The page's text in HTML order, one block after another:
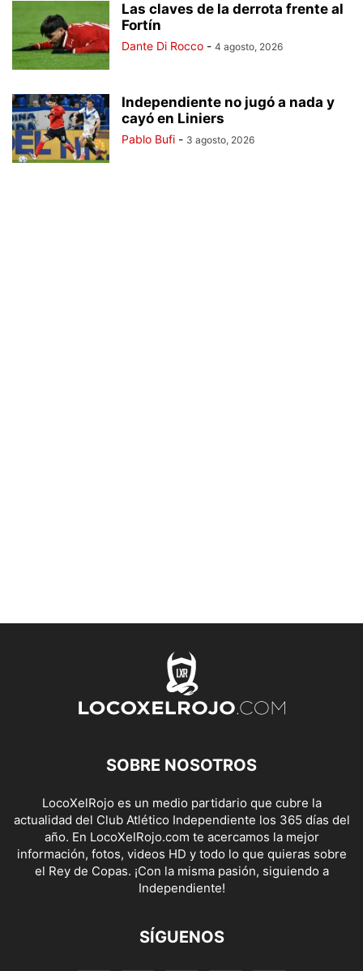
Las claves de la derrota frente al
Fortín
Dante Di Rocco - 4 agosto, 2026
Independiente no jugó a nada y
cayó en Liniers
Pablo Bufi - 3 agosto, 2026
SOBRE NOSOTROS
LocoXelRojo es un medio partidario que cubre la
actualidad del Club Atlético Independiente los 365 días del
año. En LocoXelRojo.com te acercamos la mejor
información, fotos, videos HD y todo lo que quieras sobre
el Rey de Copas. ¡Con la misma pasión, siguiendo a
Independiente!
SÍGUENOS